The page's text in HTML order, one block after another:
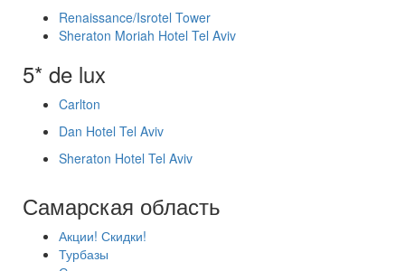
Renaissance/Isrotel Tower
Sheraton Moriah Hotel Tel Aviv
5* de lux
Carlton
Dan Hotel Tel Aviv
Sheraton Hotel Tel Aviv
Самарская область
Акции! Скидки!
Турбазы